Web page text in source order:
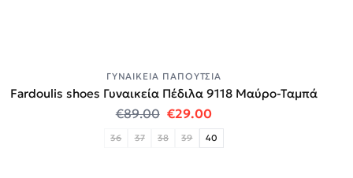
ΓΥΝΑΙΚΕΊΑ ΠΑΠΟΎΤΣΙΑ
Fardoulis shoes Γυναικεία Πέδιλα 9118 Μαύρο-Ταμπά
€89.00 Original price was: €89.00.
€29.00Η τρέχουσα τιμή
36 37 38 39 40